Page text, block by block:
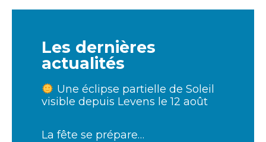
Les dernières
actualités
Une éclipse partielle de Soleil
visible depuis Levens le 12 août
La fête se prépare…